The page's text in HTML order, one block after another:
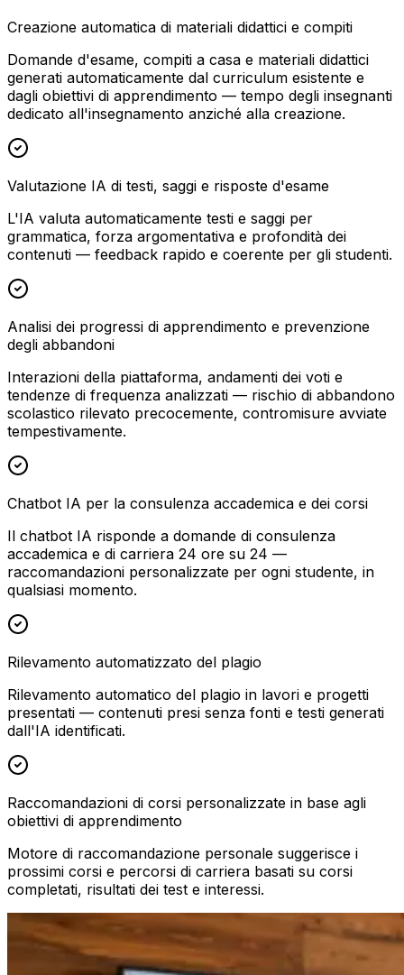
Creazione automatica di materiali didattici e compiti
Domande d'esame, compiti a casa e materiali didattici
generati automaticamente dal curriculum esistente e
dagli obiettivi di apprendimento — tempo degli insegnanti
dedicato all'insegnamento anziché alla creazione.
Valutazione IA di testi, saggi e risposte d'esame
L'IA valuta automaticamente testi e saggi per
grammatica, forza argomentativa e profondità dei
contenuti — feedback rapido e coerente per gli studenti.
Analisi dei progressi di apprendimento e prevenzione
degli abbandoni
Interazioni della piattaforma, andamenti dei voti e
tendenze di frequenza analizzati — rischio di abbandono
scolastico rilevato precocemente, contromisure avviate
tempestivamente.
Chatbot IA per la consulenza accademica e dei corsi
Il chatbot IA risponde a domande di consulenza
accademica e di carriera 24 ore su 24 —
raccomandazioni personalizzate per ogni studente, in
qualsiasi momento.
Rilevamento automatizzato del plagio
Rilevamento automatico del plagio in lavori e progetti
presentati — contenuti presi senza fonti e testi generati
dall'IA identificati.
Raccomandazioni di corsi personalizzate in base agli
obiettivi di apprendimento
Motore di raccomandazione personale suggerisce i
prossimi corsi e percorsi di carriera basati su corsi
completati, risultati dei test e interessi.